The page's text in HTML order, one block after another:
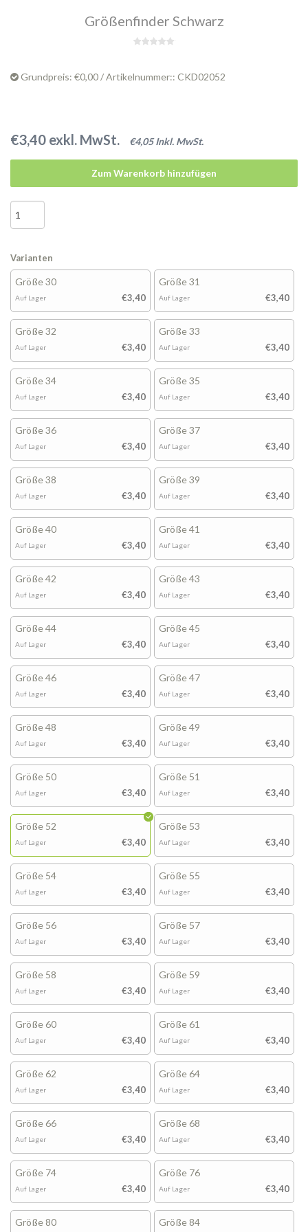
Größenfinder Schwarz
Grundpreis: €0,00 / Artikelnummer:: CKD02052
€3,40 exkl. MwSt. €4,05 Inkl. MwSt.
Zum Warenkorb hinzufügen
Varianten
Größe 30
€3,40
Auf Lager
Größe 31
€3,40
Auf Lager
Größe 32
€3,40
Auf Lager
Größe 33
€3,40
Auf Lager
Größe 34
€3,40
Auf Lager
Größe 35
€3,40
Auf Lager
Größe 36
€3,40
Auf Lager
Größe 37
€3,40
Auf Lager
Größe 38
€3,40
Auf Lager
Größe 39
€3,40
Auf Lager
Größe 40
€3,40
Auf Lager
Größe 41
€3,40
Auf Lager
Größe 42
€3,40
Auf Lager
Größe 43
€3,40
Auf Lager
Größe 44
€3,40
Auf Lager
Größe 45
€3,40
Auf Lager
Größe 46
€3,40
Auf Lager
Größe 47
€3,40
Auf Lager
Größe 48
€3,40
Auf Lager
Größe 49
€3,40
Auf Lager
Größe 50
€3,40
Auf Lager
Größe 51
€3,40
Auf Lager
Größe 52
€3,40
Auf Lager
Größe 53
€3,40
Auf Lager
Größe 54
€3,40
Auf Lager
Größe 55
€3,40
Auf Lager
Größe 56
€3,40
Auf Lager
Größe 57
€3,40
Auf Lager
Größe 58
€3,40
Auf Lager
Größe 59
€3,40
Auf Lager
Größe 60
€3,40
Auf Lager
Größe 61
€3,40
Auf Lager
Größe 62
€3,40
Auf Lager
Größe 64
€3,40
Auf Lager
Größe 66
€3,40
Auf Lager
Größe 68
€3,40
Auf Lager
Größe 74
€3,40
Auf Lager
Größe 76
€3,40
Auf Lager
Größe 80 Größe 84